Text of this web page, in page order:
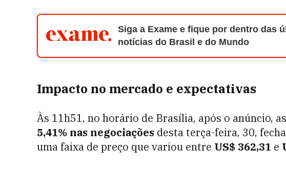
Siga a Exame e fique por dentro das
notícias do Brasil e do Mundo
Impacto no mercado e expectativas
Às 11h51, no horário de Brasília, após o anúncio,
5,41% nas negociações desta terça-feira, 30,
uma faixa de preço que variou entre US$ 362,31 e